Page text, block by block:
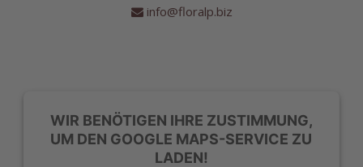
info@floralp.biz
WIR BENÖTIGEN IHRE ZUSTIMMUNG,
UM DEN GOOGLE MAPS-SERVICE ZU
LADEN!